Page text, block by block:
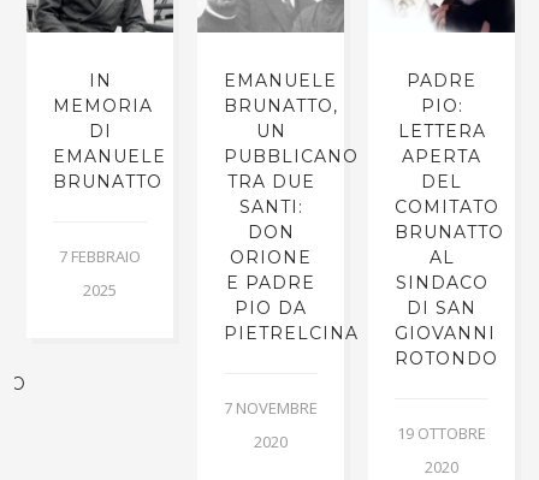
IN
MEMORIA
DI
EMANUELE
BRUNATTO
7 FEBBRAIO
2025
EMANUELE
BRUNATTO,
UN
PUBBLICANO
TRA DUE
SANTI:
DON
ORIONE
E PADRE
PIO DA
PIETRELCINA
7 NOVEMBRE
2020
PADRE
PIO:
LETTERA
APERTA
DEL
COMITATO
BRUNATTO
AL
SINDACO
DI SAN
GIOVANNI
ROTONDO
19 OTTOBRE
2020